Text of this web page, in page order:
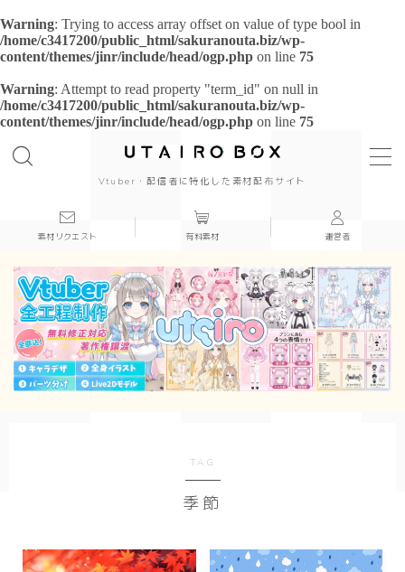
Warning: Trying to access array offset on value of type bool in
/home/c3417200/public_html/sakuranouta.biz/wp-
content/themes/jinr/include/head/ogp.php on line 75
Warning: Attempt to read property "term_id" on null in
/home/c3417200/public_html/sakuranouta.biz/wp-
content/themes/jinr/include/head/ogp.php on line 75
Vtuber・配信者に特化した素材配布サイト
background 背景
beautiful
Japanese style
simple
New Year
素材リクエスト 有料素材 運営者
TAG
季節